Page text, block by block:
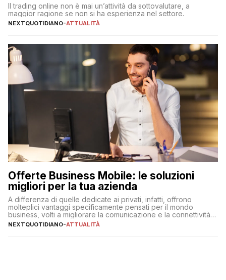
Il trading online non è mai un’attività da sottovalutare, a
maggior ragione se non si ha esperienza nel settore.
NEXTQUOTIDIANO-ATTUALITÀ
Offerte Business Mobile: le soluzioni
migliori per la tua azienda
A differenza di quelle dedicate ai privati, infatti, offrono
molteplici vantaggi specificamente pensati per il mondo
business, volti a migliorare la comunicazione e la connettività
degli utenti
NEXTQUOTIDIANO-ATTUALITÀ